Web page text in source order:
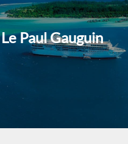
Le Paul Gauguin